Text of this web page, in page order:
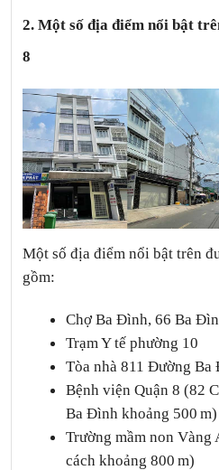
2. Một số địa điểm nổi bật
8
Một số địa điểm nổi bật trên
gồm:
Chợ Ba Đình, 66 Ba
Trạm Y tế phường 10
Tòa nhà 811 Đường Ba
Bệnh viện Quận 8 (82
Ba Đình khoảng 500 m)
Trường mầm non Vàng
cách khoảng 800 m)